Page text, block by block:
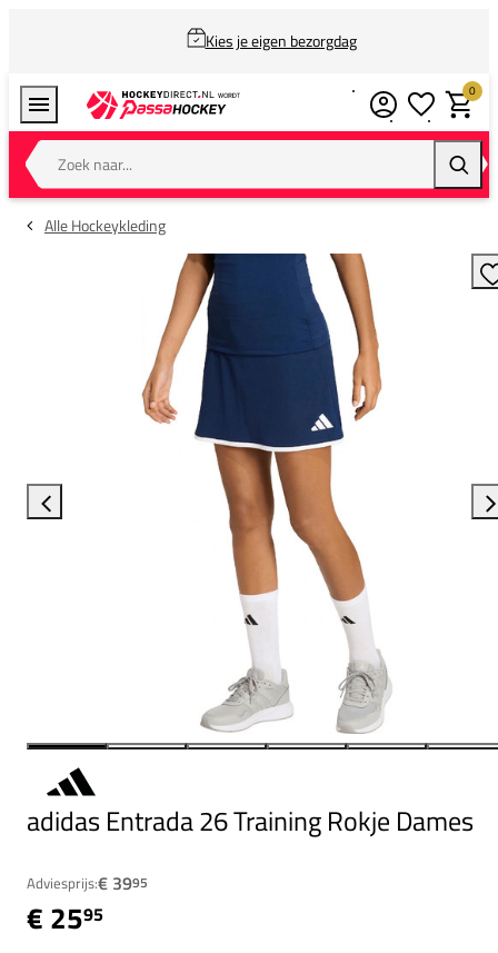
Kies je eigen bezorgdag
Zoek naar...
0
Alle Hockeykleding
adidas Entrada 26 Training Rokje Dames
Adviesprijs:€ 3995
€ 2595